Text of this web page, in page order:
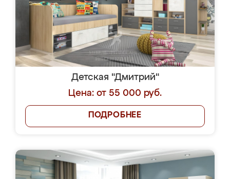
Детская "Дмитрий"
Цена: от 55 000 руб.
ПОДРОБНЕЕ